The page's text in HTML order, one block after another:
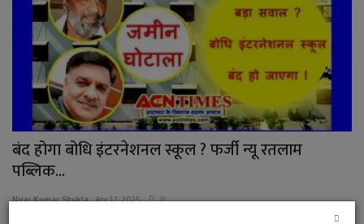
बंद होगा बोधि इंटरनेशनल स्कूल ? फर्जी न्यू रतलाम
पब्लिक...
Niraj Kumar Shukla Apr 12, 2025 0